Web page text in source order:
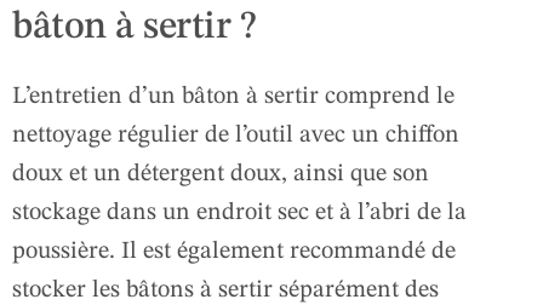
bâton à sertir ?
L’entretien d’un bâton à sertir comprend le
nettoyage régulier de l’outil avec un chiffon
doux et un détergent doux, ainsi que son
stockage dans un endroit sec et à l’abri de la
poussière. Il est également recommandé de
stocker les bâtons à sertir séparément des